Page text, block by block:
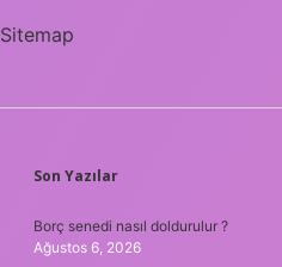
Sitemap
SIDEBAR
Son Yazılar
Borç senedi nasıl doldurulur ?
Ağustos 6, 2026